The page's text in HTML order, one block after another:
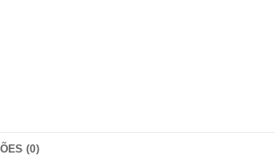
(0)